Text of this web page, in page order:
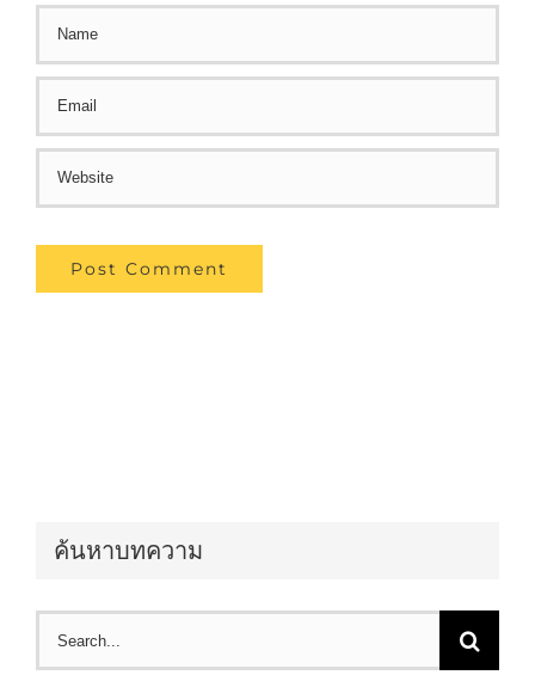
ค้นหาบทความ
Search